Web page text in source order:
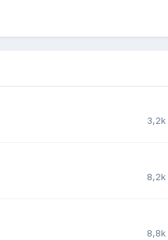
3,2k
8,2k
8,8k